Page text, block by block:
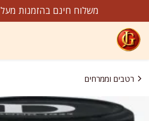
משלוח חינם בהזמנות מעל 299₪
רטבים וממרחים